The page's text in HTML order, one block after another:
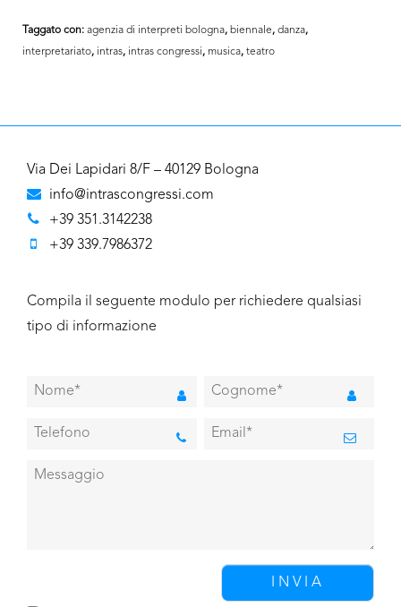
Taggato con: agenzia di interpreti bologna, biennale, danza,
interpretariato, intras, intras congressi, musica, teatro
Via Dei Lapidari 8/F – 40129 Bologna
info@intrascongressi.com
+39 351.3142238
+39 339.7986372
Compila il seguente modulo per richiedere qualsiasi
tipo di informazione